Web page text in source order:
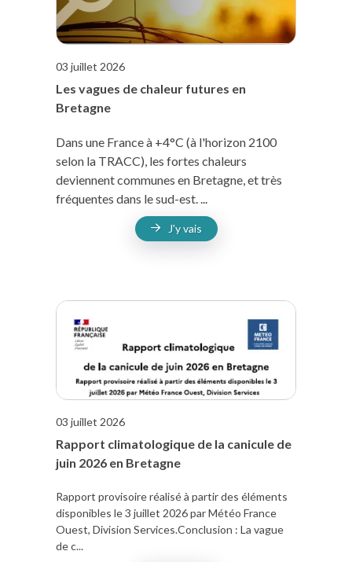
03 juillet 2026
Les vagues de chaleur futures en
Bretagne
Dans une France à +4°C (à l'horizon 2100
selon la TRACC), les fortes chaleurs
deviennent communes en Bretagne, et très
fréquentes dans le sud-est. ...
J'y vais
03 juillet 2026
Rapport climatologique de la canicule de
juin 2026 en Bretagne
Rapport provisoire réalisé à partir des éléments
disponibles le 3 juillet 2026 par Météo France
Ouest, Division Services.Conclusion : La vague
de c...